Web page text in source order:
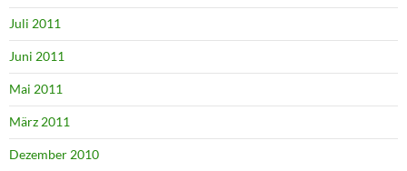
Juli 2011
Juni 2011
Mai 2011
März 2011
Dezember 2010